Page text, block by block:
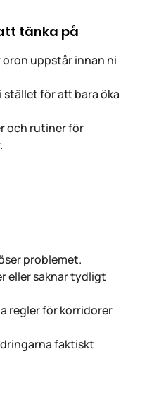
tänka på
oron uppstår innan ni
stället för att bara öka
och rutiner för
problemet.
eller saknar tydligt
regler för korridorer
faktiskt